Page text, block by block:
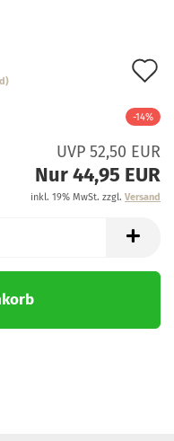
-14%
UVP 52,50 EUR
Nur 44,95 EUR
inkl. 19% MwSt. zzgl. Versand